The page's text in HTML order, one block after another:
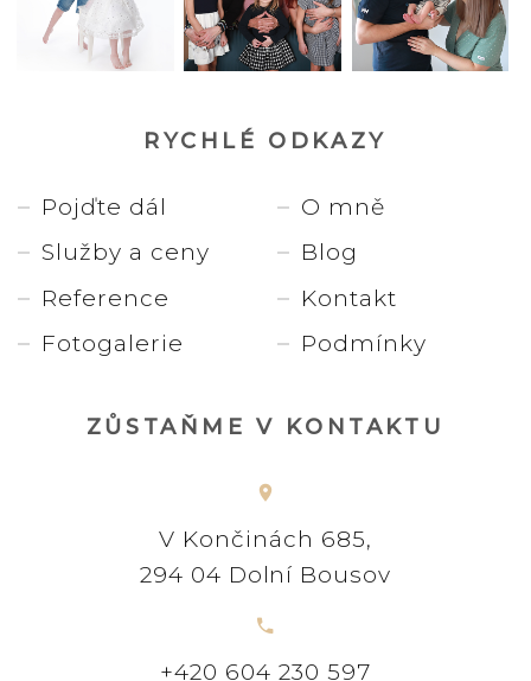
RYCHLÉ ODKAZY
Pojďte dál
Služby a ceny
Reference
Fotogalerie
O mně
Blog
Kontakt
Podmínky
ZŮSTAŇME V KONTAKTU
V Končinách 685,
294 04 Dolní Bousov
+420 604 230 597